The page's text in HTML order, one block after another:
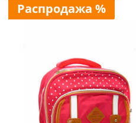
Распродажа %